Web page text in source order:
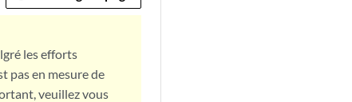
les efforts
pas en mesure de
veuillez vous